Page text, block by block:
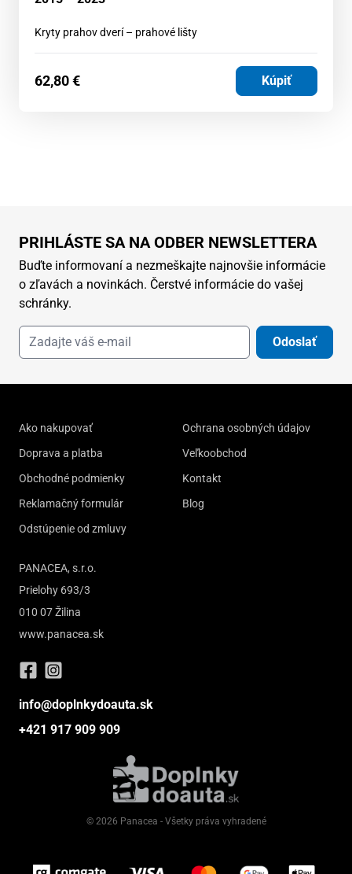
Kryty prahov dverí – prahové lišty
62,80€ Kúpiť
PRIHLÁSTE SA NA ODBER NEWSLETTERA
Buďte informovaní a nezmeškajte najnovšie informácie
o zľavách a novinkách. Čerstvé informácie do vašej
schránky.
Odoslať
Ako nakupovať
Doprava a platba
Obchodné podmienky
Reklamačný formulár
Odstúpenie od zmluvy
Ochrana osobných údajov
Veľkoobchod
Kontakt
Blog
PANACEA, s.r.o.
Prielohy 693/3
010 07 Žilina
www.panacea.sk
info@doplnkydoauta.sk
+421 917 909 909
© 2026 Panacea - Všetky práva vyhradené